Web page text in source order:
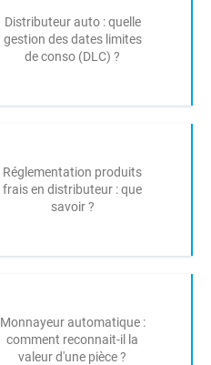
Distributeur auto : quelle
gestion des dates limites
de conso (DLC) ?
Réglementation produits
frais en distributeur : que
savoir ?
Monnayeur automatique :
comment reconnait-il la
valeur d'une pièce ?